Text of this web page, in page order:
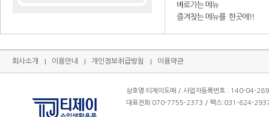
회사소개 이용안내 개인정보취급방침 이용약관
상호명:티제이도매 / 사업자등록번호 : 140-04-
대표전화:070-7755-2373 / 팩스:031-624-2937